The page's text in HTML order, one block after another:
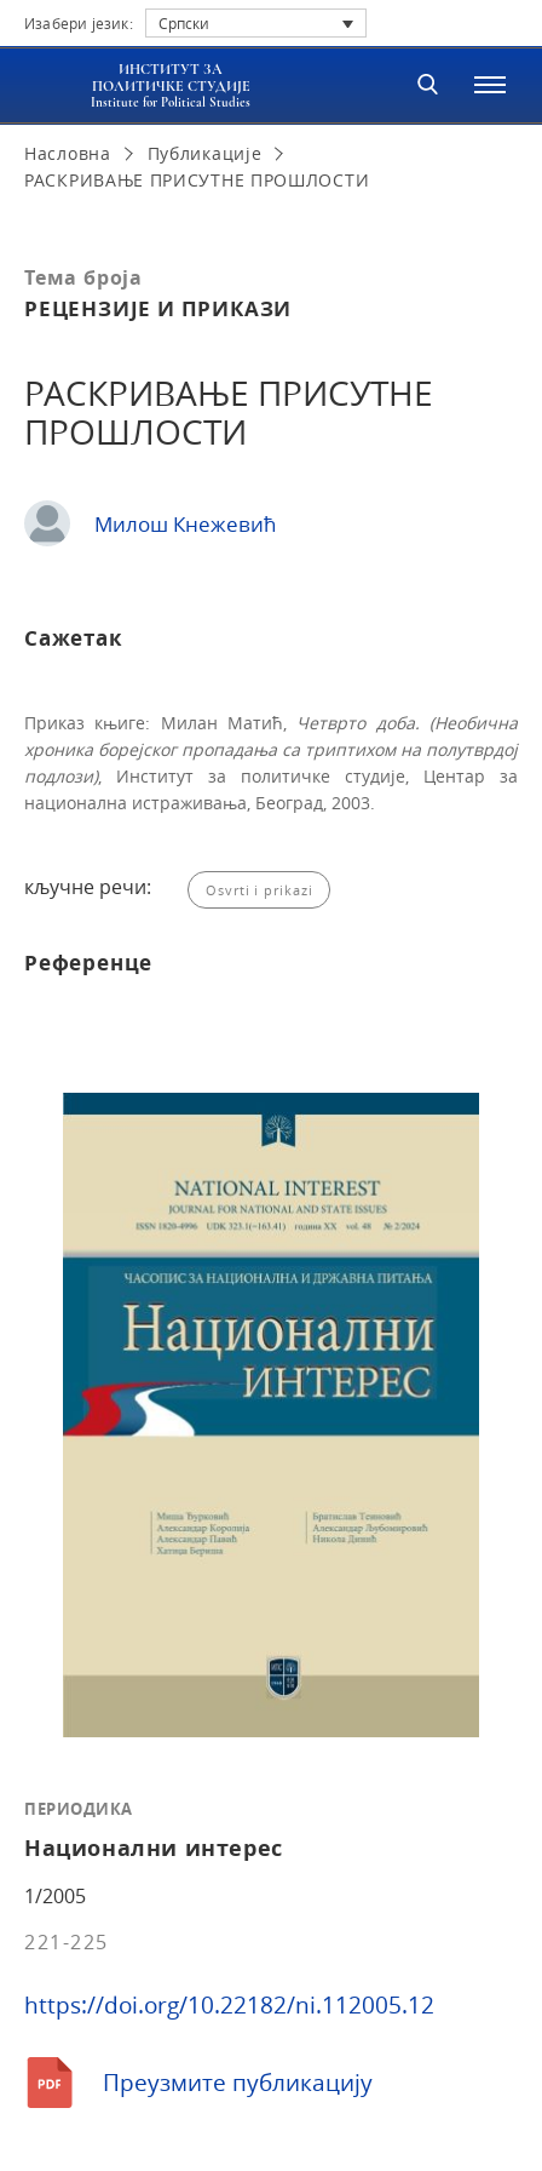
Изабери језик: Српски
ИНСТИТУТ ЗА
ПОЛИТИЧКЕ СТУДИЈЕ
Institute for Political Studies
Насловна
Публикације
РАСКРИВАЊЕ ПРИСУТНЕ ПРОШЛОСТИ
Тема броја
РЕЦЕНЗИЈЕ И ПРИКАЗИ
РАСКРИВАЊЕ ПРИСУТНЕ
ПРОШЛОСТИ
Милош Кнежевић
Сажетак
Приказ књиге: Милан Матић, Четврто доба. (Необична
хроника борејског пропадања са триптихом на полутврдој
подлози), Институт за политичке студије, Центар за
национална истраживања, Београд, 2003.
кључне речи: Osvrti i prikazi
Референце
ПЕРИОДИКА
Национални интерес
1/2005
221-225
https://doi.org/10.22182/ni.112005.12
Преузмите публикацију